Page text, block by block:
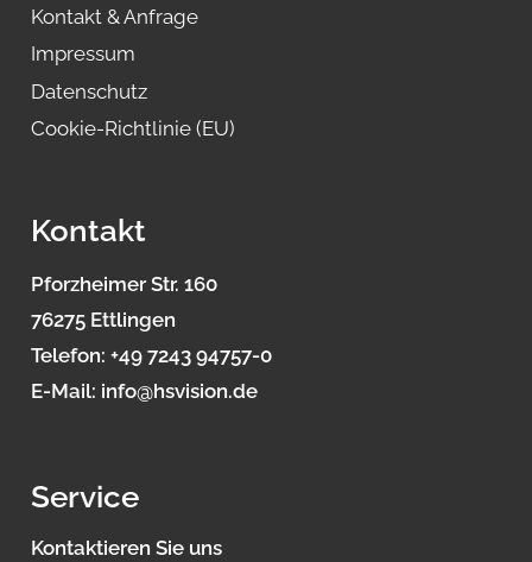
Kontakt & Anfrage
Impressum
Datenschutz
Cookie-Richtlinie (EU)
Kontakt
Pforzheimer Str. 160
76275 Ettlingen
Telefon: +49 7243 94757-0
E-Mail: info@hsvision.de
Service
Kontaktieren Sie uns